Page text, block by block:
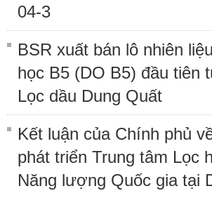
04-3
BSR xuất bán lô nhiên
học B5 (DO B5) đầu tiên
Lọc dầu Dung Quất
Kết luận của Chính phủ
phát triển Trung tâm Lọc
Năng lượng Quốc gia tại